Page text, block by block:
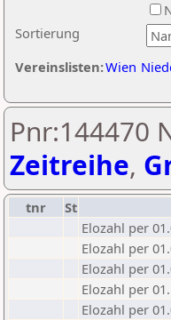
Sortierung
Vereinslisten:Wien
Pnr:144470
Zeitreihe,
tnr St
Elozahl per
Elozahl per
Elozahl per
Elozahl per
Elozahl per